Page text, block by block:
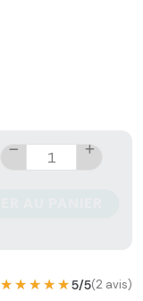
★★★★★
★★★★★5/5(2 avis)